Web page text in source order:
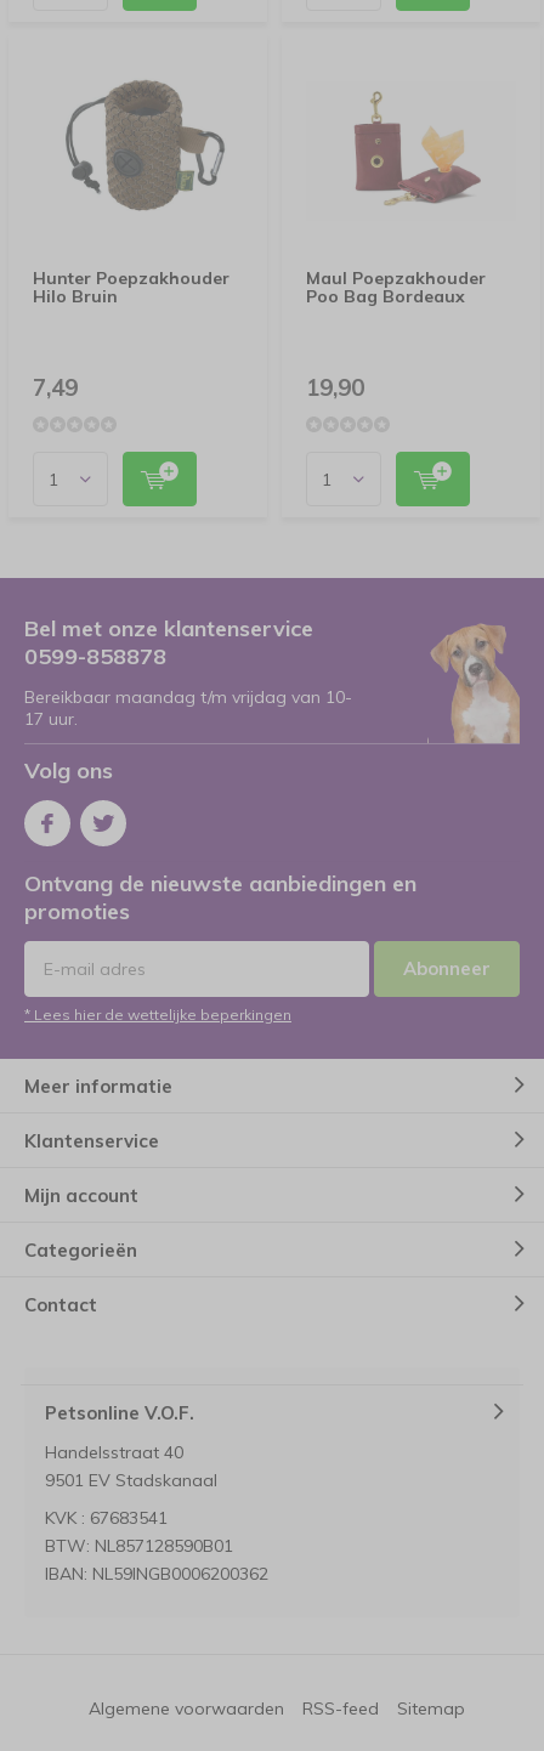
Hunter Poepzakhouder
Hilo Bruin
7,49
Maul Poepzakhouder
Poo Bag Bordeaux
19,90
Bel met onze klantenservice
0599-858878
Bereikbaar maandag t/m vrijdag van 10-
17 uur.
Volg ons
Ontvang de nieuwste aanbiedingen en
promoties
Abonneer
* Lees hier de wettelijke beperkingen
Meer informatie
Klantenservice
Mijn account
Categorieën
Contact
Petsonline V.O.F.
Handelsstraat 40
9501 EV Stadskanaal
KVK : 67683541
BTW: NL857128590B01
IBAN: NL59INGB0006200362
Algemene voorwaarden RSS-feed Sitemap